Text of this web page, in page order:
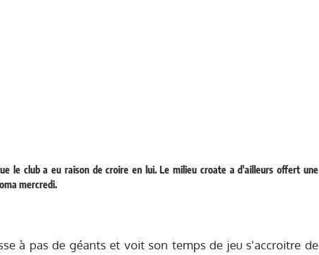
le club a eu raison de croire en lui. Le milieu croate a d'ailleurs offert une
mercredi.
à pas de géants et voit son temps de jeu s'accroitre de